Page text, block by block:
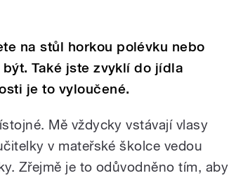
na stůl horkou polévku nebo
Také jste zvyklí do jídla
je to vyloučené.
Mě vždycky vstávají vlasy
v mateřské školce vedou
Zřejmě je to odůvodněno tím, aby